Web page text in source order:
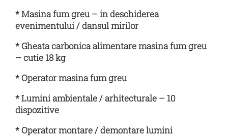
*Masina fum greu – in deschiderea
evenimentului / dansul mirilor
* Gheata carbonica alimentare masina fum greu
– cutie 18 kg
* Operator masina fum greu
*Lumini ambientale / arhitecturale – 10
dispozitive
* Operator montare / demontare lumini